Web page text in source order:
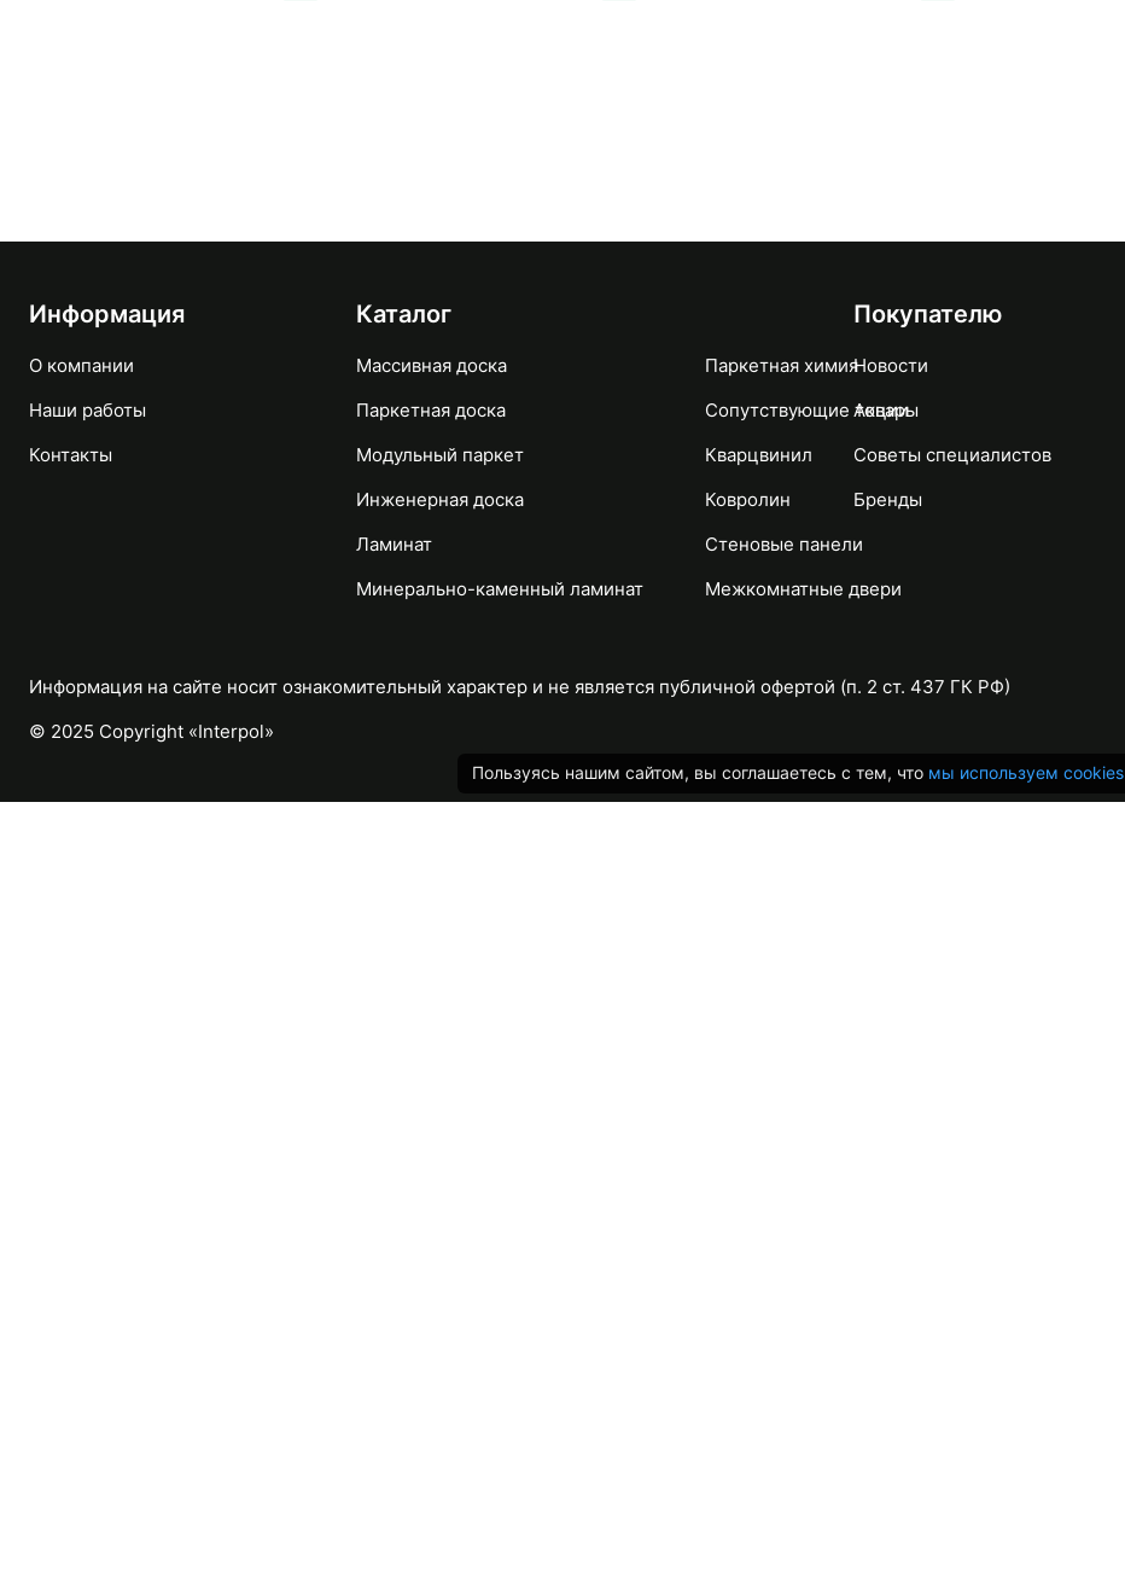
Информация
О компании
Наши работы
Контакты
Каталог
Массивная доска
Паркетная доска
Модульный паркет
Инженерная доска
Ламинат
Минерально-каменный ламинат
Паркетная химия
Сопутствующие товары
Кварцвинил
Ковролин
Стеновые панели
Межкомнатные двери
Покупателю
Новости
Акции
Советы специалистов
Бренды
Информация на сайте носит ознакомительный характер и не является публичной офертой (п. 2 ст. 437 ГК РФ)
© 2025 Copyright «Interpol»
Пользуясь нашим сайтом, вы соглашаетесь с тем, что мы используем cookies